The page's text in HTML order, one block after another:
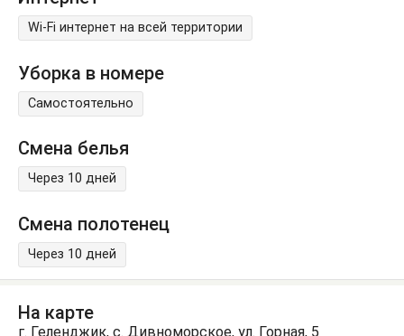
Wi-Fi интернет на всей территории
Уборка в номере
Самостоятельно
Смена белья
Через 10 дней
Смена полотенец
Через 10 дней
На карте
г. Геленджик, с. Дивноморское, ул. Горная, 5